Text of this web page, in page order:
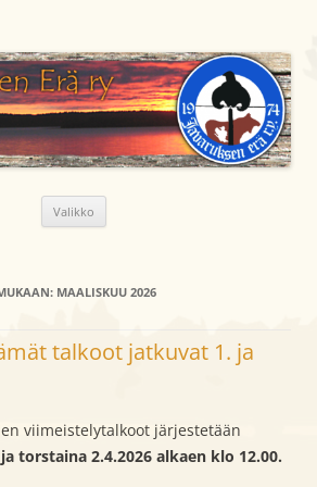
Valikko
MAALISKUU 2026
talkoot jatkuvat 1. ja
viimeistelytalkoot järjestetään
torstaina 2.4.2026 alkaen klo 12.00.